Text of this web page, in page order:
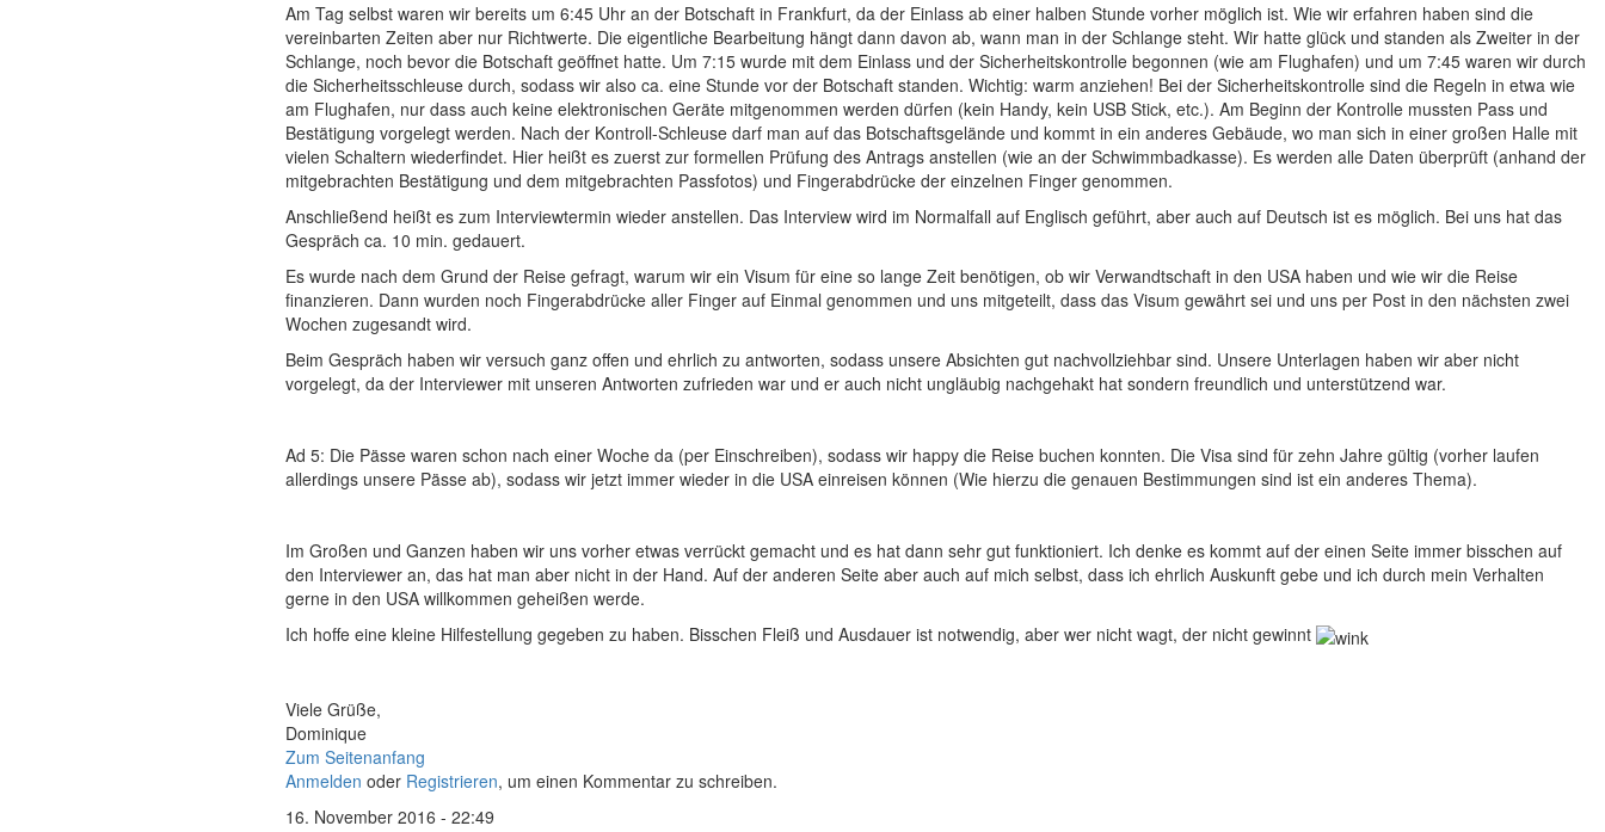
Am Tag selbst waren wir bereits um 6:45 Uhr an der Botschaft in Frankfurt, da der Einlass ab einer halben Stunde vorher möglich ist. Wie wir erfahren haben sind die
vereinbarten Zeiten aber nur Richtwerte. Die eigentliche Bearbeitung hängt dann davon ab, wann man in der Schlange steht. Wir hatte glück und standen als Zweiter in der
Schlange, noch bevor die Botschaft geöffnet hatte. Um 7:15 wurde mit dem Einlass und der Sicherheitskontrolle begonnen (wie am Flughafen) und um 7:45 waren wir durch
die Sicherheitsschleuse durch, sodass wir also ca. eine Stunde vor der Botschaft standen. Wichtig: warm anziehen! Bei der Sicherheitskontrolle sind die Regeln in etwa wie
am Flughafen, nur dass auch keine elektronischen Geräte mitgenommen werden dürfen (kein Handy, kein USB Stick, etc.). Am Beginn der Kontrolle mussten Pass und
Bestätigung vorgelegt werden. Nach der Kontroll-Schleuse darf man auf das Botschaftsgelände und kommt in ein anderes Gebäude, wo man sich in einer großen Halle mit
vielen Schaltern wiederfindet. Hier heißt es zuerst zur formellen Prüfung des Antrags anstellen (wie an der Schwimmbadkasse). Es werden alle Daten überprüft (anhand der
mitgebrachten Bestätigung und dem mitgebrachten Passfotos) und Fingerabdrücke der einzelnen Finger genommen.
Anschließend heißt es zum Interviewtermin wieder anstellen. Das Interview wird im Normalfall auf Englisch geführt, aber auch auf Deutsch ist es möglich. Bei uns hat das
Gespräch ca. 10 min. gedauert.
Es wurde nach dem Grund der Reise gefragt, warum wir ein Visum für eine so lange Zeit benötigen, ob wir Verwandtschaft in den USA haben und wie wir die Reise
finanzieren. Dann wurden noch Fingerabdrücke aller Finger auf Einmal genommen und uns mitgeteilt, dass das Visum gewährt sei und uns per Post in den nächsten zwei
Wochen zugesandt wird.
Beim Gespräch haben wir versuch ganz offen und ehrlich zu antworten, sodass unsere Absichten gut nachvollziehbar sind. Unsere Unterlagen haben wir aber nicht
vorgelegt, da der Interviewer mit unseren Antworten zufrieden war und er auch nicht ungläubig nachgehakt hat sondern freundlich und unterstützend war.
Ad 5: Die Pässe waren schon nach einer Woche da (per Einschreiben), sodass wir happy die Reise buchen konnten. Die Visa sind für zehn Jahre gültig (vorher laufen
allerdings unsere Pässe ab), sodass wir jetzt immer wieder in die USA einreisen können (Wie hierzu die genauen Bestimmungen sind ist ein anderes Thema).
Im Großen und Ganzen haben wir uns vorher etwas verrückt gemacht und es hat dann sehr gut funktioniert. Ich denke es kommt auf der einen Seite immer bisschen auf
den Interviewer an, das hat man aber nicht in der Hand. Auf der anderen Seite aber auch auf mich selbst, dass ich ehrlich Auskunft gebe und ich durch mein Verhalten
gerne in den USA willkommen geheißen werde.
Ich hoffe eine kleine Hilfestellung gegeben zu haben. Bisschen Fleiß und Ausdauer ist notwendig, aber wer nicht wagt, der nicht gewinnt
Viele Grüße,
Dominique
Zum Seitenanfang
Anmelden oder Registrieren, um einen Kommentar zu schreiben.
16. November 2016 - 22:49